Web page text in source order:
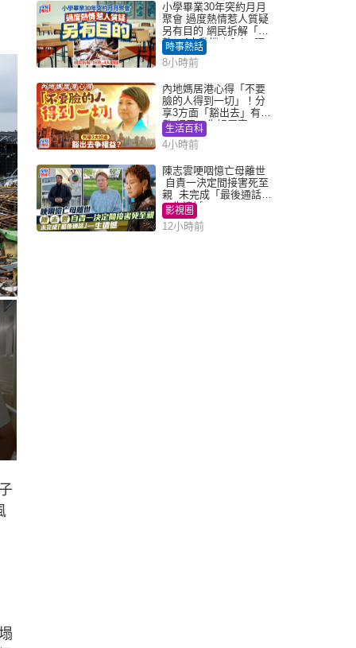
小學畢業30年突約月月
聚會 過度熱情惹人質疑
另有目的 網民拆解「扮
熟」4大動機｜Juicy叮
時事熱話
8小時前
內地媽居港心得「不要
臉的人得到一切」！分
享3方面「豁出去」有著
數 網民：你好厲害
生活百科
4小時前
陳志雲哽咽憶亡母離世
自責一決定間接害死至
親 未完成「最後通話」
一生遺憾
影視圈
12小時前